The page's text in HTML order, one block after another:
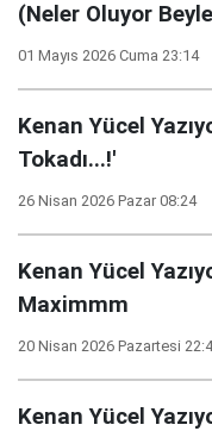
(Neler Oluyor
01 Mayıs 2026 Cuma 23:14
Kenan Yücel
Tokadı...!'
26 Nisan 2026 Pazar 08:24
Kenan Yücel
Maximmm
20 Nisan 2026 Pazartesi
Kenan Yücel